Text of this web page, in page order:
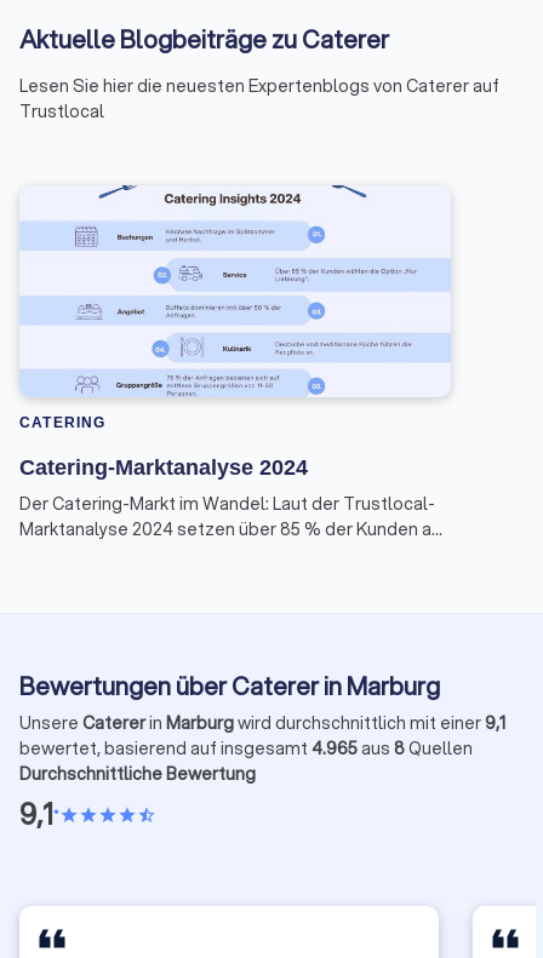
Aktuelle Blogbeiträge zu Caterer
Lesen Sie hier die neuesten Expertenblogs von Caterer auf
Trustlocal
CATERING
Catering-Marktanalyse 2024
Der Catering-Markt im Wandel: Laut der Trustlocal-
Marktanalyse 2024 setzen über 85 % der Kunden auf
Bewertungen über Caterer in Marburg
Unsere Catererin Marburgwird durchschnittlich mit einer9,1
bewertet, basierend auf insgesamt 4.965aus 8Quellen
Durchschnittliche Bewertung
9,1•starstarstarstarstar_half